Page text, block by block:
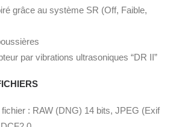
grâce au système SR (Off, Faible,
par vibrations ultrasoniques “DR II”
fichier : RAW (DNG) 14 bits, JPEG (Exif